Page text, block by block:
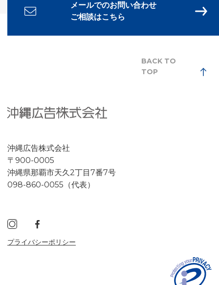
メールでのお問い合わせ
ご相談はこちら
BACK TO
TOP
沖縄広告株式会社
〒900-0005
沖縄県那覇市天久2丁目7番7号
098-860-0055（代表）
プライバシーポリシー